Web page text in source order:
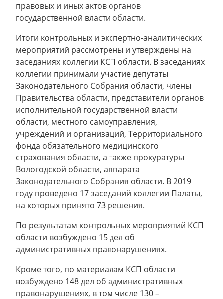
правовых и иных актов органов
государственной власти области.
Итоги контрольных и экспертно-аналитических
мероприятий рассмотрены и утверждены на
заседаниях коллегии КСП области. В заседаниях
коллегии принимали участие депутаты
Законодательного Собрания области, члены
Правительства области, представители органов
исполнительной государственной власти
области, местного самоуправления,
учреждений и организаций, Территориального
фонда обязательного медицинского
страхования области, а также прокуратуры
Вологодской области, аппарата
Законодательного Собрания области. В 2019
году проведено 17 заседаний коллегии Палаты,
на которых принято 73 решения.
По результатам контрольных мероприятий КСП
области возбуждено 15 дел об
административных правонарушениях.
Кроме того, по материалам КСП области
возбуждено 148 дел об административных
правонарушениях, в том числе 130 –